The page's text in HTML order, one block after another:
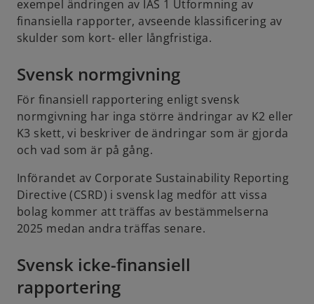
exempel ändringen av IAS 1 Utformning av
finansiella rapporter, avseende klassificering av
skulder som kort- eller långfristiga.
Svensk normgivning
För finansiell rapportering enligt svensk
normgivning har inga större ändringar av K2 eller
K3 skett, vi beskriver de ändringar som är gjorda
och vad som är på gång.
Införandet av Corporate Sustainability Reporting
Directive (CSRD) i svensk lag medför att vissa
bolag kommer att träffas av bestämmelserna
2025 medan andra träffas senare.
Svensk icke-finansiell
rapportering